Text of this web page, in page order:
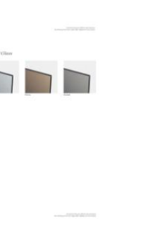
— специалисты
его в
и упаковки
доставка по